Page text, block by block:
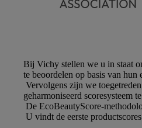
Bij Vichy stellen we u in staat
te beoordelen op basis van hun
Vervolgens zijn we
geharmoniseerd scoresysteem
De EcoBeautyScore-
U vindt de eerste